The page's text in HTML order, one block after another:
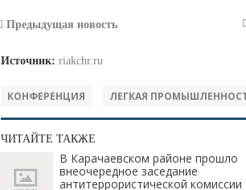
Предыдущая новость
Источник: riakchr.ru
КОНФЕРЕНЦИЯ ЛЕГКАЯ
ЧИТАЙТЕ ТАКЖЕ
В Карачаевском районе прошло
внеочередное заседание
антитеррористической комиссии